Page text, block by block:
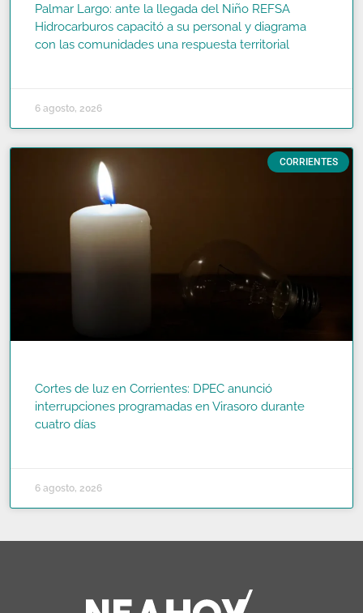
Palmar Largo: ante la llegada del Niño REFSA
Hidrocarburos capacitó a su personal y diagrama
con las comunidades una respuesta territorial
6 agosto, 2026
CORRIENTES
Cortes de luz en Corrientes: DPEC anunció
interrupciones programadas en Virasoro durante
cuatro días
6 agosto, 2026